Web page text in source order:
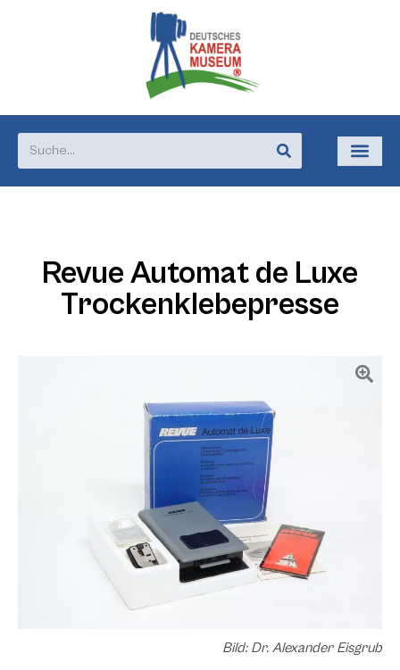
Revue Automat de Luxe
Trockenklebepresse
Bild: Dr. Alexander Eisgrub